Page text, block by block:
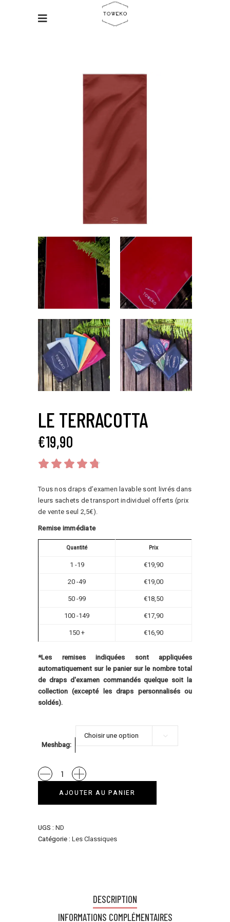
LE TERRACOTTA
€19,90
Tous nos draps d’examen lavable sont livrés dans
leurs sachets de transport individuel offerts (prix
de vente seul 2,5€).
Remise immédiate
Quantité Prix
1 -19 €19,90
20 -49
€19,00
50 -99
€18,50
100 -149
€17,90
150 +
€16,90
*Les remises indiquées sont appliquées
automatiquement sur le panier sur le nombre total
de draps d'examen commandés quelque soit la
collection (excepté les draps personnalisés ou
soldés).
Meshbag
Choisir une option
Le
Terracotta
quantityAJOUTER AU PANIER
UGS : ND
Catégorie : Les Classiques
DESCRIPTION
INFORMATIONS COMPLÉMENTAIRES